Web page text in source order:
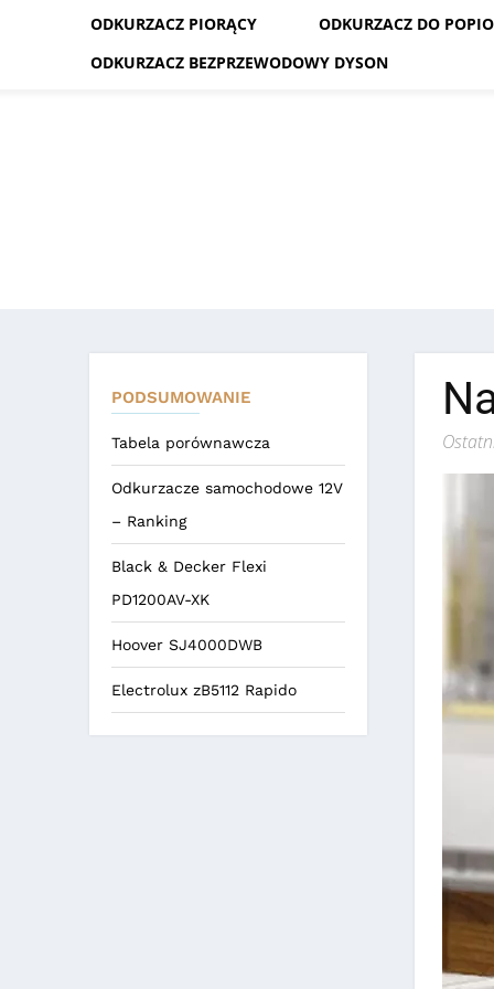
ODKURZACZ PIORĄCY ODKURZACZ DO
ODKURZACZ BEZPRZEWODOWY DYSON
PODSUMOWANIE
Tabela porównawcza
Odkurzacze samochodowe 12V
– Ranking
Black & Decker Flexi
PD1200AV-XK
Hoover SJ4000DWB
Electrolux zB5112 Rapido